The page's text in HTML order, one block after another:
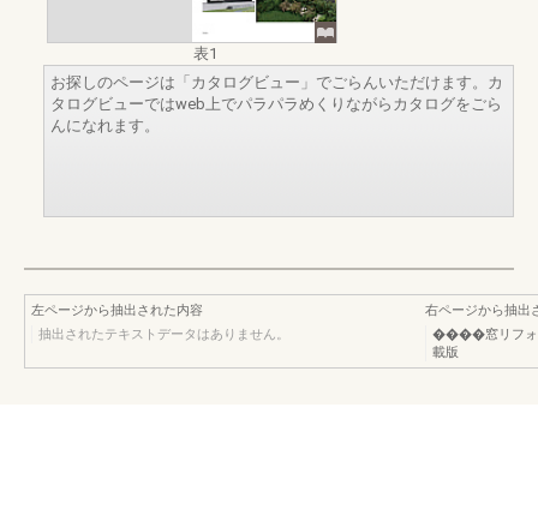
表1
お探しのページは「カタログビュー」でごらんいただけます。カ
タログビューではweb上でパラパラめくりながらカタログをごら
んになれます。
左ページから抽出された内容
抽出されたテキストデータはありません。
右ページから抽出
����窓リフォ
載版